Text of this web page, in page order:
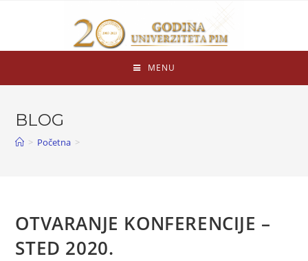
MENU
BLOG
> Početna >
OTVARANJE KONFERENCIJE –
STED 2020.